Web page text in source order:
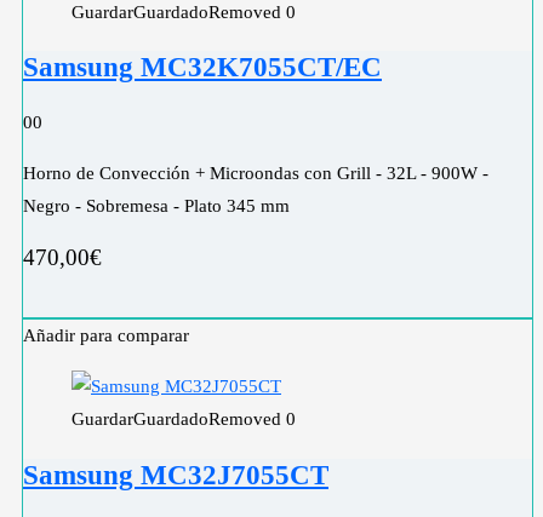
GuardarGuardadoRemoved 0
Samsung MC32K7055CT/EC
00
Horno de Convección + Microondas con Grill - 32L - 900W -
Negro - Sobremesa - Plato 345 mm
470,00€
Añadir para comparar
GuardarGuardadoRemoved 0
Samsung MC32J7055CT